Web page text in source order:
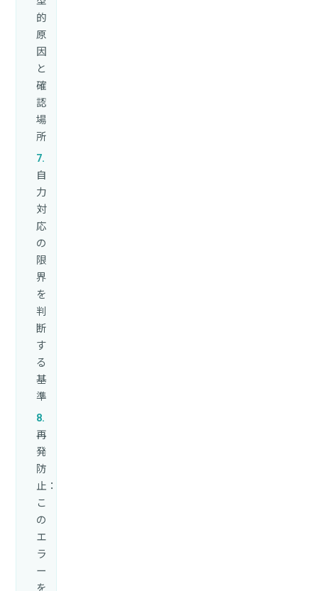
的
原
因
と
確
認
場
所
自
力
対
応
の
限
界
を
判
断
す
る
基
準
再
発
防
止：
こ
の
エ
ラ
ー
を